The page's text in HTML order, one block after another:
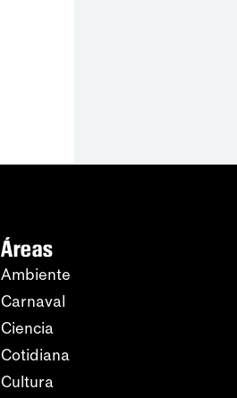
Áreas
Ambiente
Carnaval
Ciencia
Cotidiana
Cultura